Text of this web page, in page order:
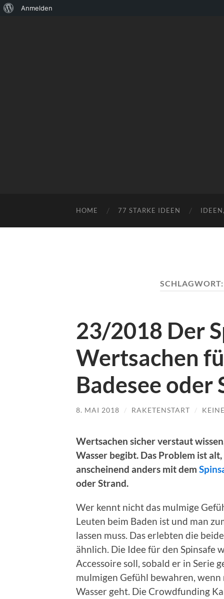
Über
Anmelden
HOME 77 STARKE IDEEN
SCHLAGWORT:
23/2018 Der
Wertsachen
Badesee oder
8. MAI 2018 / RAKETENSTART /
Wertsachen sicher verstaut
Wasser begibt. Das Problem ist
anscheinend anders mit dem
oder Strand.
Wer kennt nicht das mulmige
Leuten beim Baden ist und man
lassen muss. Das erlebten die
ähnlich. Die Idee für den Spinsafe
Accessoire soll, sobald er in Serie
mulmigen Gefühl bewahren,
Wasser geht. Die Crowdfunding